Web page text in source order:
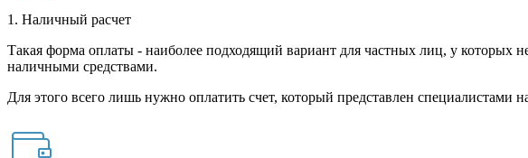
1. Наличный расчет
Такая форма оплаты - наиболее подходящий вариант для частных лиц, у которых
наличными средствами.
Для этого всего лишь нужно оплатить счет, который представлен специалистами